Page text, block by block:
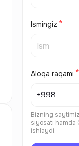
Ismingiz
Aloqa raqami
Bizning
siyosati hamda
ishlaydi.